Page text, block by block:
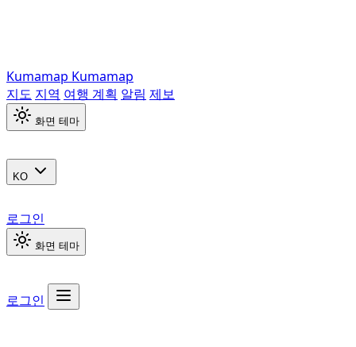
Kumamap Kumamap
지도 지역 여행 계획 알림 제보
화면 테마
KO
로그인
화면 테마
로그인